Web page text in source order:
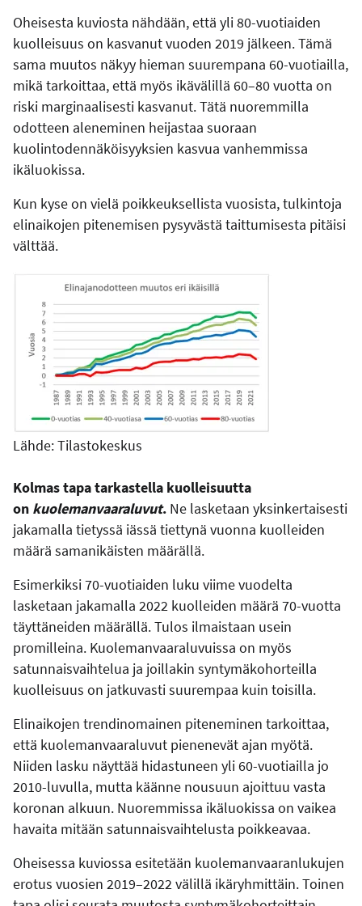
Oheisesta kuviosta nähdään, että yli 80-vuotiaiden
kuolleisuus on kasvanut vuoden 2019 jälkeen. Tämä
sama muutos näkyy hieman suurempana 60-vuotiailla,
mikä tarkoittaa, että myös ikävälillä 60–80 vuotta on
riski marginaalisesti kasvanut. Tätä nuoremmilla
odotteen aleneminen heijastaa suoraan
kuolintodennäköisyyksien kasvua vanhemmissa
ikäluokissa.
Kun kyse on vielä poikkeuksellista vuosista, tulkintoja
elinaikojen pitenemisen pysyvästä taittumisesta pitäisi
välttää.
Lähde: Tilastokeskus
Kolmas tapa tarkastella kuolleisuutta
on kuolemanvaaraluvut. Ne lasketaan yksinkertaisesti
jakamalla tietyssä iässä tiettynä vuonna kuolleiden
määrä samanikäisten määrällä.
Esimerkiksi 70-vuotiaiden luku viime vuodelta
lasketaan jakamalla 2022 kuolleiden määrä 70-vuotta
täyttäneiden määrällä. Tulos ilmaistaan usein
promilleina. Kuolemanvaaraluvuissa on myös
satunnaisvaihtelua ja joillakin syntymäkohorteilla
kuolleisuus on jatkuvasti suurempaa kuin toisilla.
Elinaikojen trendinomainen piteneminen tarkoittaa,
että kuolemanvaaraluvut pienenevät ajan myötä.
Niiden lasku näyttää hidastuneen yli 60-vuotiailla jo
2010-luvulla, mutta käänne nousuun ajoittuu vasta
koronan alkuun. Nuoremmissa ikäluokissa on vaikea
havaita mitään satunnaisvaihtelusta poikkeavaa.
Oheisessa kuviossa esitetään kuolemanvaaranlukujen
erotus vuosien 2019–2022 välillä ikäryhmittäin. Toinen